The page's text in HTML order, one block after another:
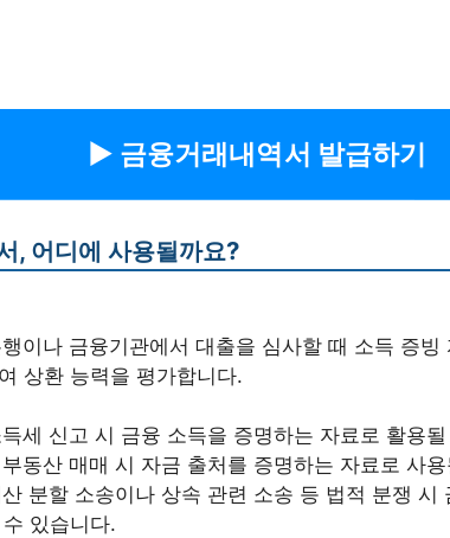
▶︎ 금융거래내역서 발급하기
, 어디에 사용될까요?
이나 금융기관에서 대출을 심사할 때 소득 증빙
상환 능력을 평가합니다.
세 신고 시 금융 소득을 증명하는 자료로 활용
부동산 매매 시 자금 출처를 증명하는 자료로 사
분할 소송이나 상속 관련 소송 등 법적 분쟁 시
있습니다.